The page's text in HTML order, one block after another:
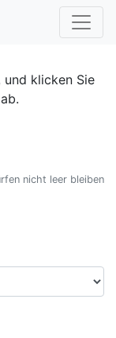
und klicken Sie
nicht leer bleiben